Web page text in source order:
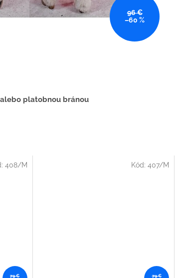
96 €
–60 %
platobnou bránou
79 €
408/M
79 €
Kód: 407/M